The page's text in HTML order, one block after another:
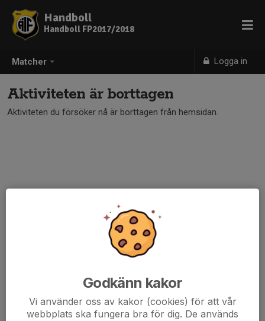
Matcher Logga in
Handboll
Handboll FP2017/2018
Aktiviteten är borttagen
Aktiviteten du försöker nå är borttagen från hemsidan.
Godkänn kakor
Vi använder oss av kakor (cookies) för att vår
webbplats ska fungera bra för dig. De används